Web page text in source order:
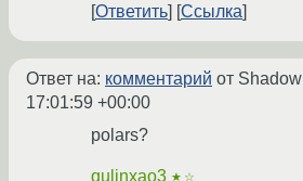
Ответить
Ссылка
Ответ на: комментарий от Shadow
17:01:59 +00:00
polars?
qulinxao3 ★☆